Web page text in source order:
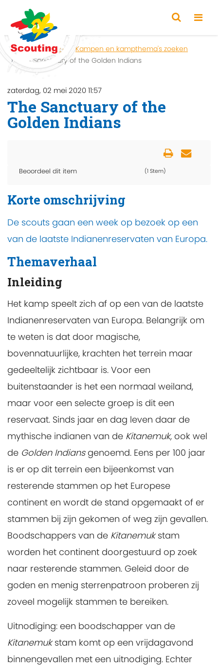
Home Zoeken
Kampen en kampthema's zoeken
The Sanctuary of the Golden Indians
zaterdag, 02 mei 2020 11:57
The Sanctuary of the
Golden Indians
Beoordeel dit item (1 Stem)
Korte omschrijving
De scouts gaan een week op bezoek op een
van de laatste Indianenreservaten van Europa.
Themaverhaal
Inleiding
Het kamp speelt zich af op een van de laatste
Indianenreservaten van Europa. Belangrijk om
te weten is dat door magische,
bovennatuurlijke, krachten het terrein maar
gedeeltelijk zichtbaar is. Voor een
buitenstaander is het een normaal weiland,
maar voor een selecte groep is dit een
reservaat. Sinds jaar en dag leven daar de
mythische indianen van de Kitanemuk, ook wel
de Golden Indians genoemd. Eens per 100 jaar
is er op dit terrein een bijeenkomst van
resterende stammen op het Europese
continent en wordt de stand opgemaakt of er
stammen bij zijn gekomen of weg zijn gevallen.
Boodschappers van de Kitanemukstam
worden het continent doorgestuurd op zoek
naar resterende stammen. Geleid door de
goden en menig sterrenpatroon proberen zij
zoveel mogelijk stammen te bereiken.
Uitnodiging: een boodschapper van de
Kitanemukstam komt op een vrijdagavond
binnengevallen met een uitnodiging. Echter